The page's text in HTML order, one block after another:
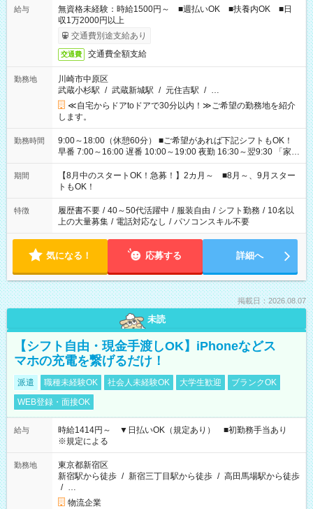
給与
無資格未経験：時給1500円～ ■週払いOK ■扶養内OK ■日
収1万2000円以上
交通費別途支給あり
交通費 交通費全額支給
勤務地
川崎市中原区
武蔵小杉駅 / 武蔵新城駅 / 元住吉駅 / …
≪自宅からドアtoドアで30分以内！≫ご希望の勤務地を紹介
します。
勤務時間
9:00～18:00（休憩60分） ■ご希望があれば下記シフトもOK！
早番 7:00～16:00 遅番 10:00～19:00 夜勤 16:30～翌9:30 「家族
と休みを合わせたい」 「余裕を持って夕飯の準備がしたい」
「できれば残業はしたくない」 など、ご希望を教えてください
ね。 ※Wワーク希望の方へ 今ご覧のお仕事で希望する勤務時間
と、もう1つのお仕事の勤務時間。 合計で週40時間を超える場
合は応募できません。
期間
【8月中のスタートOK！急募！】2カ月～ ■8月～、9月スター
トもOK！
特徴 履歴書不要 / 40～50代活躍中 / 服装自由 / シフト勤務 / 10名以
上の大量募集 / 電話対応なし / パソコンスキル不要
気になる！ 応募する 詳細へ
掲載日：2026.08.07
未読
【シフト自由・現金手渡しOK】iPhoneなどス
マホの充電を繋げるだけ！
派遣 職種未経験OK 社会人未経験OK 大学生歓迎
ブランクOK
WEB登録・面接OK
給与
時給1414円～ ▼日払いOK（規定あり） ■初勤務手当あり
※規定による
勤務地
東京都新宿区
新宿駅から徒歩 / 新宿三丁目駅から徒歩 / 高田馬場駅から徒歩
/ …
物流企業